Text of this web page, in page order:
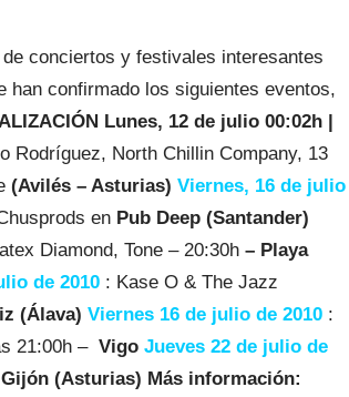
conciertos y festivales interesantes
han confirmado los siguientes eventos,
Lunes, 12 de julio 00:02h |
Rodríguez, North Chillin Company, 13
(Avilés – Asturias) Viernes, 16 de julio
en Pub Deep (Santander)
Diamond, Tone – 20:30h – Playa
de 2010 : Kase O & The Jazz
(Álava) Viernes 16 de julio de 2010 :
21:00h – Vigo Jueves 22 de julio de
(Asturias) Más información: